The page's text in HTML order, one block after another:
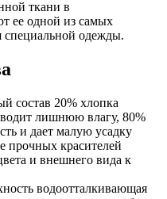
ткани в
ее одной из самых
специальной одежды.
состав 20% хлопка
лишнюю влагу, 80%
и дает малую усадку
прочных красителей
и внешнего вида к
водоотталкивающая